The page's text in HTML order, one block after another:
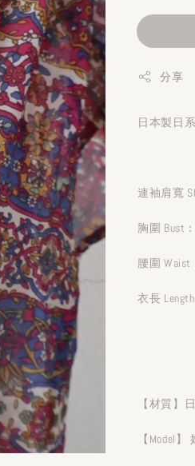
分享
日本製日
連袖肩寬
胸圍 Bust
腰圍 Waist
衣長
【材質】
【Model】